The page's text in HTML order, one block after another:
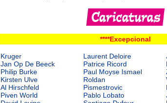
****Excepcional
Kruger
Jan Op De Beeck
Philip Burke
Kirsten Ulve
Al Hirschfeld
Piven World
Laurent Deloire
Patrice Ricord
Paul Moyse Ismael
Roldan
Pismestrovic
Pablo Lobato